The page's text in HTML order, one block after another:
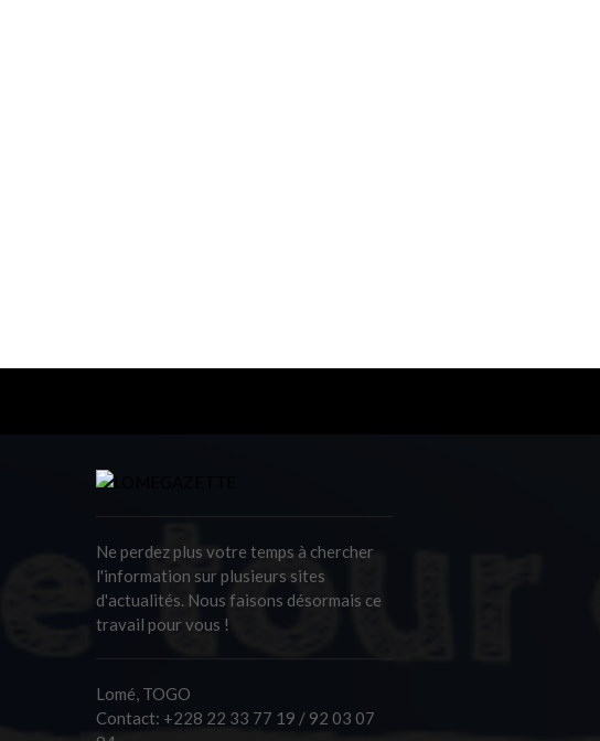
Ne perdez plus votre temps à chercher
l'information sur plusieurs sites
d'actualités. Nous faisons désormais ce
travail pour vous !
Lomé, TOGO
Contact: +228 22 33 77 19 / 92 03 07